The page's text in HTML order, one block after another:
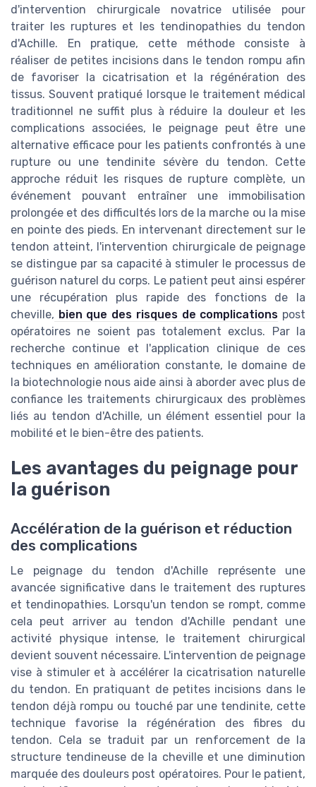
d'intervention chirurgicale novatrice utilisée pour
traiter les ruptures et les tendinopathies du tendon
d'Achille. En pratique, cette méthode consiste à
réaliser de petites incisions dans le tendon rompu afin
de favoriser la cicatrisation et la régénération des
tissus. Souvent pratiqué lorsque le traitement médical
traditionnel ne suffit plus à réduire la douleur et les
complications associées, le peignage peut être une
alternative efficace pour les patients confrontés à une
rupture ou une tendinite sévère du tendon. Cette
approche réduit les risques de rupture complète, un
événement pouvant entraîner une immobilisation
prolongée et des difficultés lors de la marche ou la mise
en pointe des pieds. En intervenant directement sur le
tendon atteint, l'intervention chirurgicale de peignage
se distingue par sa capacité à stimuler le processus de
guérison naturel du corps. Le patient peut ainsi espérer
une récupération plus rapide des fonctions de la
cheville, bien que des risques de complications post
opératoires ne soient pas totalement exclus. Par la
recherche continue et l'application clinique de ces
techniques en amélioration constante, le domaine de
la biotechnologie nous aide ainsi à aborder avec plus de
confiance les traitements chirurgicaux des problèmes
liés au tendon d'Achille, un élément essentiel pour la
mobilité et le bien-être des patients.
Les avantages du peignage pour
la guérison
Accélération de la guérison et réduction
des complications
Le peignage du tendon d'Achille représente une
avancée significative dans le traitement des ruptures
et tendinopathies. Lorsqu'un tendon se rompt, comme
cela peut arriver au tendon d'Achille pendant une
activité physique intense, le traitement chirurgical
devient souvent nécessaire. L'intervention de peignage
vise à stimuler et à accélérer la cicatrisation naturelle
du tendon. En pratiquant de petites incisions dans le
tendon déjà rompu ou touché par une tendinite, cette
technique favorise la régénération des fibres du
tendon. Cela se traduit par un renforcement de la
structure tendineuse de la cheville et une diminution
marquée des douleurs post opératoires. Pour le patient,